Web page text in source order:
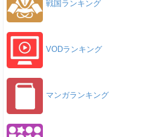
戦国ランキング
VODランキング
マンガランキング